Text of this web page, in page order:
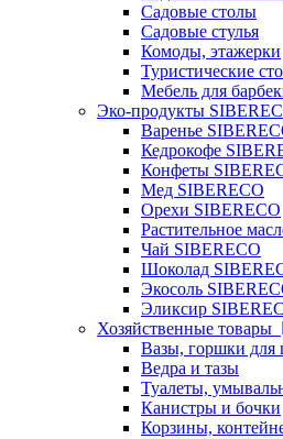
Садовые столы
Садовые стулья
Комоды, этажерки
Туристические
Мебель для
Эко-продукты
Варенье
Кедрокофе
Конфеты
Мед SIBERECO
Орехи SIBERECO
Растительное
Чай SIBERECO
Шоколад
Экосоль
Эликсир
Хозяйственные товары
Вазы, горшки для
Ведра и тазы
Туалеты,
Канистры и бочки
Корзины,